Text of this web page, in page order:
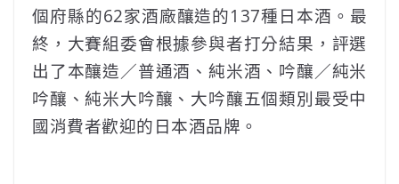
個府縣的62家酒廠釀造的137種日本酒。最
終，大賽組委會根據參與者打分結果，評選
出了本釀造／普通酒、純米酒、吟釀／純米
吟釀、純米大吟釀、大吟釀五個類別最受中
國消費者歡迎的日本酒品牌。